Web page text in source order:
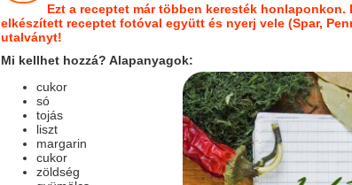
Ezt a receptet már többen keresték
elkészített receptet fotóval együtt és nyerj vele (Spar,
utalványt!
Mi kellhet hozzá? Alapanyagok:
cukor
só
tojás
liszt
margarin
cukor
zöldség